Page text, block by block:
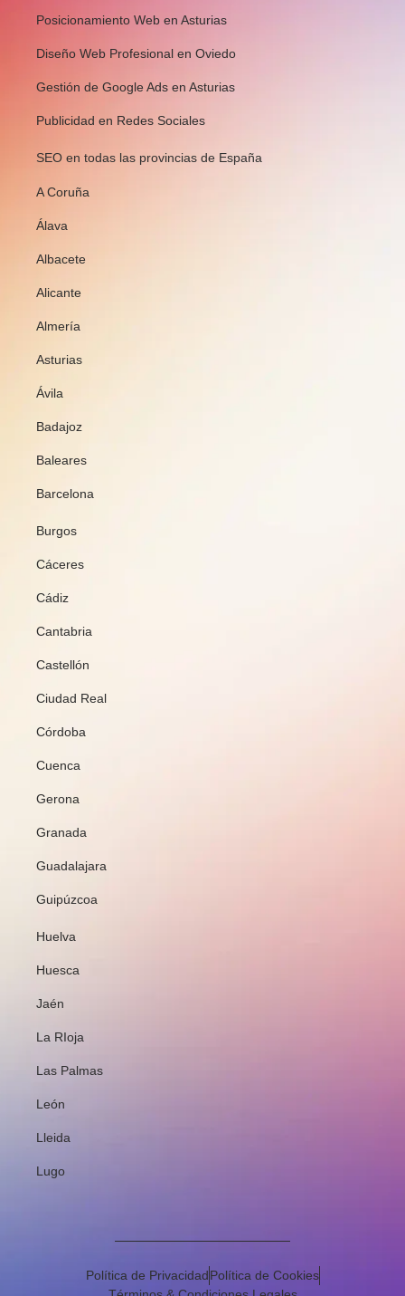
Posicionamiento Web en Asturias
Diseño Web Profesional en Oviedo
Gestión de Google Ads en Asturias
Publicidad en Redes Sociales
SEO en todas las provincias de España
A Coruña
Álava
Albacete
Alicante
Almería
Asturias
Ávila
Badajoz
Baleares
Barcelona
Burgos
Cáceres
Cádiz
Cantabria
Castellón
Ciudad Real
Córdoba
Cuenca
Gerona
Granada
Guadalajara
Guipúzcoa
Huelva
Huesca
Jaén
La RIoja
Las Palmas
León
Lleida
Lugo
Política de PrivacidadPolítica de Cookies